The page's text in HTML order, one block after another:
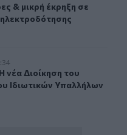
& μικρή έκρηξη σε
Ιδιωτικών
νέα Διοίκηση του
νέα Διοίκηση του
Ιδιωτικών Υπαλλήλων